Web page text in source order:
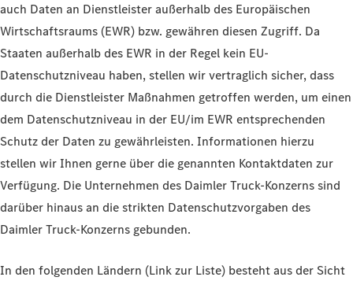
auch Daten an Dienstleister außerhalb des Europäischen
Wirtschaftsraums (EWR) bzw. gewähren diesen Zugriff. Da
Staaten außerhalb des EWR in der Regel kein EU-
Datenschutzniveau haben, stellen wir vertraglich sicher, dass
durch die Dienstleister Maßnahmen getroffen werden, um einen
dem Datenschutzniveau in der EU/im EWR entsprechenden
Schutz der Daten zu gewährleisten. Informationen hierzu
stellen wir Ihnen gerne über die genannten Kontaktdaten zur
Verfügung. Die Unternehmen des Daimler Truck-Konzerns sind
darüber hinaus an die strikten Datenschutzvorgaben des
Daimler Truck-Konzerns gebunden.
In den folgenden Ländern (Link zur Liste) besteht aus der Sicht